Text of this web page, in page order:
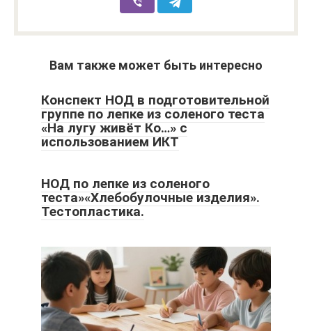
Вам также может быть интересно
Конспект НОД в подготовительной
группе по лепке из соленого теста
«На лугу живёт Ко…» с
использованием ИКТ
НОД по лепке из соленого
теста»«Хлебобулочные изделия».
Тестопластика.